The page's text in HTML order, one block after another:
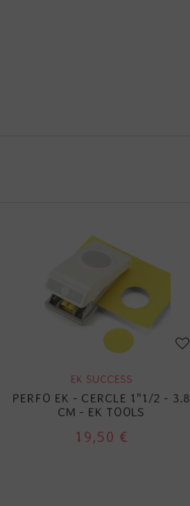
EK SUCCESS
PERFO EK - CERCLE 1"1/2 - 3.8
CM - EK TOOLS
19,50 €